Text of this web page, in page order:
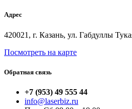
Адрес
420021, г. Казань, ул. Габдуллы
Посмотреть на карте
Обратная связь
+7 (953) 49 555 44
info@laserbiz.ru